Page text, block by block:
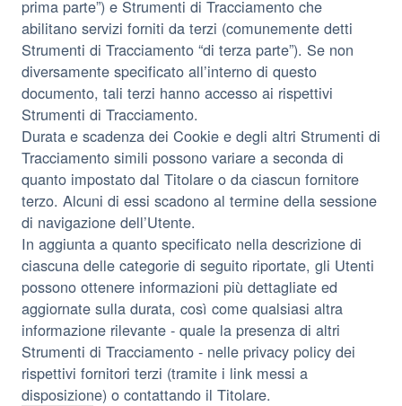
prima parte”) e Strumenti di Tracciamento che
abilitano servizi forniti da terzi (comunemente detti
Strumenti di Tracciamento “di terza parte”). Se non
diversamente specificato all’interno di questo
documento, tali terzi hanno accesso ai rispettivi
Strumenti di Tracciamento.
Durata e scadenza dei Cookie e degli altri Strumenti di
Tracciamento simili possono variare a seconda di
quanto impostato dal Titolare o da ciascun fornitore
terzo. Alcuni di essi scadono al termine della sessione
di navigazione dell’Utente.
In aggiunta a quanto specificato nella descrizione di
ciascuna delle categorie di seguito riportate, gli Utenti
possono ottenere informazioni più dettagliate ed
aggiornate sulla durata, così come qualsiasi altra
informazione rilevante - quale la presenza di altri
Strumenti di Tracciamento - nelle privacy policy dei
rispettivi fornitori terzi (tramite i link messi a
disposizione) o contattando il Titolare.